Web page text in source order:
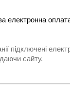
підключені
сайту.